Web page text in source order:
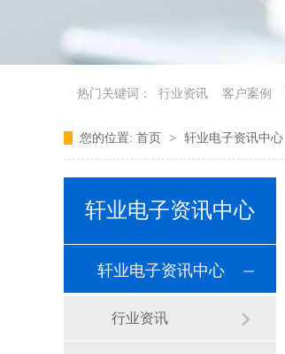
热门关键词： 行业资讯 客户案例
您的位置: 首页 > 轩业电子资讯中心
轩业电子资讯中心
轩业电子资讯中心
行业资讯